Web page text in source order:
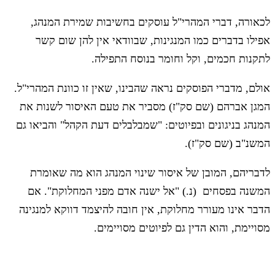
לכאורה, דברי המהרי"ל עוסקים בחשיבות שמירת המנהג,
אפילו בדברים כמו המנגינות, שבוודאי אין להן שום קשר
לתקנות חכמים, וקל וחומר בנוסח התפילה.
אולם, מדברי הפוסקים נראה שהבינו, שאין זו כוונת המהרי"ל.
המגן אברהם (שם סק"ז) מסביר את טעם האיסור לשנות את
המנהג בניגונים ובפיוטים: "שמבלבלים דעת הקהל" והביאו גם
המשנ"ב (שם סק"ז).
לדבריהם, המובן של איסור שינוי המנהג הוא מה שאומרת
המשנה בפסחים (נ.) "אל ישנה אדם מפני המחלוקת". אם
הדבר אינו מעורר מחלוקת, אין חובה להיצמד דווקא למנגינה
מסויימת, והוא הדין גם לפיוטים מסויימים.